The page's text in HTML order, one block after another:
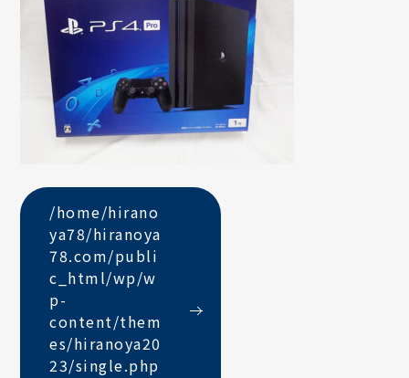
/home/hirano
ya78/hiranoya
78.com/publi
c_html/wp/w
p-
content/them
es/hiranoya20
23/single.php